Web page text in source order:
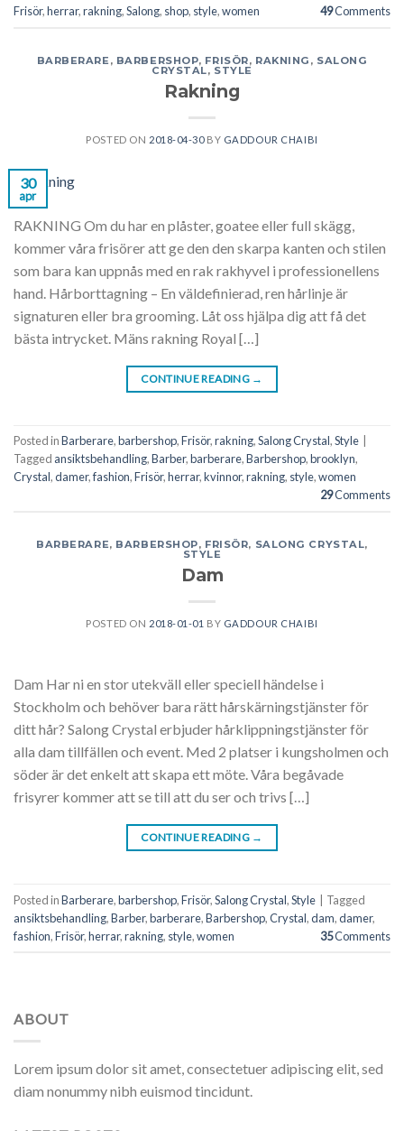
Frisör,herrar,rakning,Salong, shop, style,women 49Comments
BARBERARE , BARBERSHOP, FRISÖR, RAKNING , SALONG
CRYSTAL, STYLE
Rakning
POSTED ON 2018-04-30BY GADDOUR CHAIBI
30
apr
RAKNING Om du har en plåster, goatee eller full skägg,
kommer våra frisörer att ge den den skarpa kanten och stilen
som bara kan uppnås med en rak rakhyvel i professionellens
hand. Hårborttagning – En väldefinierad, ren hårlinje är
signaturen eller bra grooming. Låt oss hjälpa dig att få det
bästa intrycket. Mäns rakning Royal […]
CONTINUE READING →
Posted inBarberare,barbershop,Frisör,rakning,Salong Crystal,Style
Tagged ansiktsbehandling,Barber,barberare,Barbershop,brooklyn,
Crystal,damer,fashion,Frisör,herrar,kvinnor,rakning, style,women
29Comments
BARBERARE, BARBERSHOP, FRISÖR, SALONG CRYSTAL,
STYLE
Dam
POSTED ON 2018-01-01 BY GADDOUR CHAIBI
Dam Har ni en stor utekväll eller speciell händelse i
Stockholm och behöver bara rätt hårskärningstjänster för
ditt hår? Salong Crystal erbjuder hårklippningstjänster för
alla dam tillfällen och event. Med 2 platser i kungsholmen och
söder är det enkelt att skapa ett möte. Våra begåvade
frisyrer kommer att se till att du ser och trivs […]
CONTINUE READING →
Posted inBarberare,barbershop,Frisör,Salong Crystal,Style
Tagged
ansiktsbehandling,Barber,barberare,Barbershop,Crystal,dam,damer,
fashion,Frisör,herrar,rakning, style,women 35Comments
ABOUT
Lorem ipsum dolor sit amet, consectetuer adipiscing elit, sed
diam nonummy nibh euismod tincidunt.